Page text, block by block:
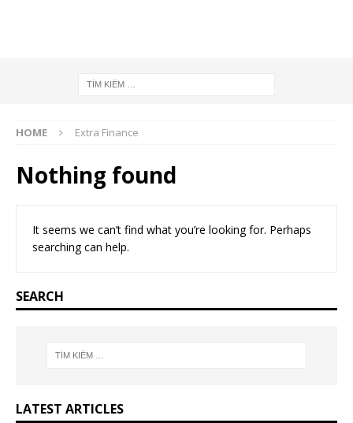
HOME Extra Finance
Nothing found
It seems we can’t find what you’re looking for. Perhaps
searching can help.
SEARCH
LATEST ARTICLES